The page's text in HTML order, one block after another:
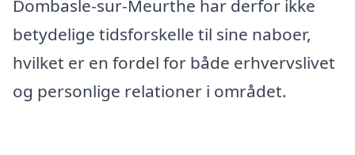
Dombasle-sur-Meurthe har derfor ikke
betydelige tidsforskelle til sine naboer,
hvilket er en fordel for både erhvervslivet
og personlige relationer i området.